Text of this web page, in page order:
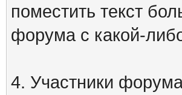
поместить текст
форума с какой-
4. Участники